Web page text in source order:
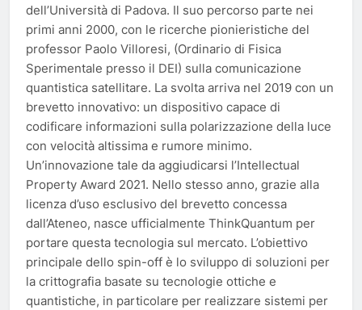
dell’Università di Padova. Il suo percorso parte nei
primi anni 2000, con le ricerche pionieristiche del
professor Paolo Villoresi, (Ordinario di Fisica
Sperimentale presso il DEI) sulla comunicazione
quantistica satellitare. La svolta arriva nel 2019 con un
brevetto innovativo: un dispositivo capace di
codificare informazioni sulla polarizzazione della luce
con velocità altissima e rumore minimo.
Un’innovazione tale da aggiudicarsi l’Intellectual
Property Award 2021. Nello stesso anno, grazie alla
licenza d’uso esclusivo del brevetto concessa
dall’Ateneo, nasce ufficialmente ThinkQuantum per
portare questa tecnologia sul mercato. L’obiettivo
principale dello spin-off è lo sviluppo di soluzioni per
la crittografia basate su tecnologie ottiche e
quantistiche, in particolare per realizzare sistemi per